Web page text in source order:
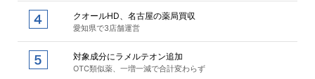
クオールHD、名古屋の薬局買収
愛知県で3店舗運営
対象成分にラメルテオン追加
OTC類似薬、一増一減で合計変わらず